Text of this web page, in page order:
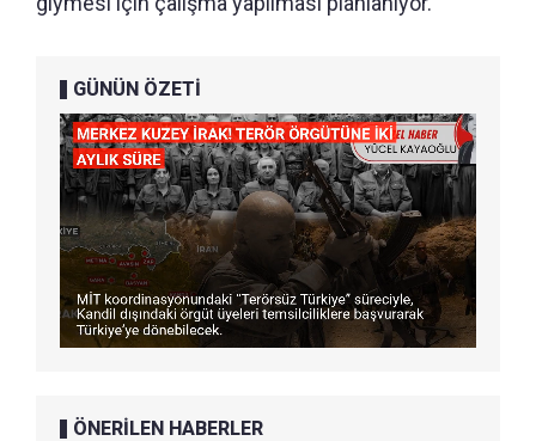
GÜNÜN ÖZETİ
ÖNERİLEN HABERLER